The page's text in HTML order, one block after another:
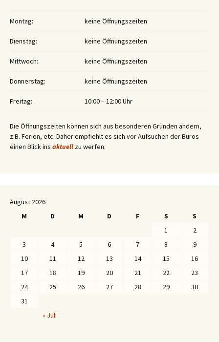
Montag: keine Öffnungszeiten
Dienstag: keine Öffnungszeiten
Mittwoch: keine Öffnungszeiten
Donnerstag: keine Öffnungszeiten
Freitag: 10:00 – 12:00 Uhr
Die Öffnungszeiten können sich aus besonderen Gründen ändern,
z.B. Ferien, etc. Daher empfiehlt es sich vor Aufsuchen der Büros
einen Blick ins aktuell zu werfen.
August 2026
M
D M D F S
S
1
2
3
4 5 6 7 8
9
10
11 12 13 14 15
16
17
18 19 20 21 22
23
24
25 26 27 28 29
30
31
« Juli